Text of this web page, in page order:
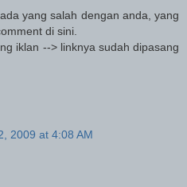
yang salah dengan anda, yang
di sini.
iklan --> linknya sudah dipasang
2009 at 4:08 AM